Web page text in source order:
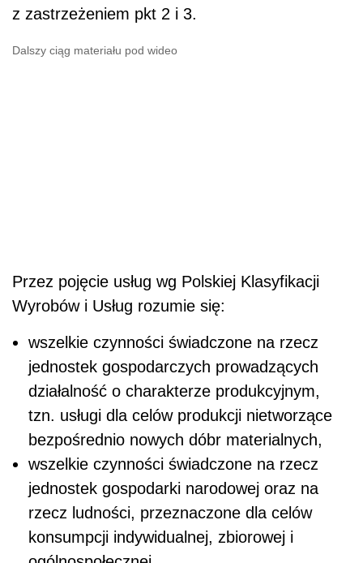
z zastrzeżeniem pkt 2 i 3.
Dalszy ciąg materiału pod wideo
Przez pojęcie usług wg Polskiej Klasyfikacji
Wyrobów i Usług rozumie się:
wszelkie czynności świadczone na rzecz
jednostek gospodarczych prowadzących
działalność o charakterze produkcyjnym,
tzn. usługi dla celów produkcji nietworzące
bezpośrednio nowych dóbr materialnych,
wszelkie czynności świadczone na rzecz
jednostek gospodarki narodowej oraz na
rzecz ludności, przeznaczone dla celów
konsumpcji indywidualnej, zbiorowej i